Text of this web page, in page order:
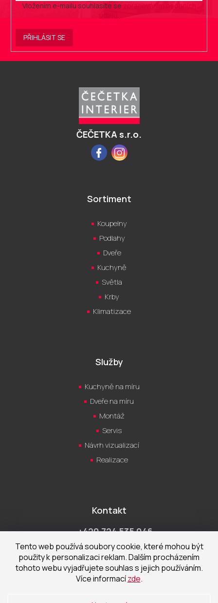
Tento web používá soubory cookie, které mohou být
použity k personalizaci reklam. Dalším procházením
tohoto webu vyjadřujete souhlas s jejich používáním.
Více informacízde.
Vložením e-mailu souhlasíte se zpracováním osobních
.
PŘIHLÁSIT SE
ČEČETKA s.r.o.
FacebookInstagram
Sortiment
Koupelny
Podlahy
Dveře
Kuchyně
Světla
Krby
Klimatizace
Služby
Kuchyně na míru
Dveře na míru
Montáž
Servis
Návrh vizualizací
Realizace
Kontakt
+420 724 535 046
Po-Pá 9:00 - 18:00 hod
obchod@cecetka.cz